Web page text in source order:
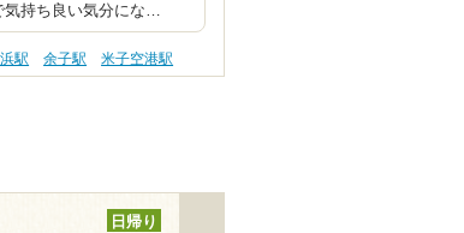
持ち良い気分にな…
駅 余子駅 米子空港駅
日帰り